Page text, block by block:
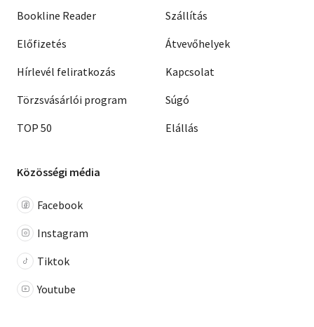
Bookline Reader
Előfizetés
Hírlevél feliratkozás
Törzsvásárlói program
TOP 50
Szállítás
Átvevőhelyek
Kapcsolat
Súgó
Elállás
Közösségi média
Facebook
Instagram
Tiktok
Youtube